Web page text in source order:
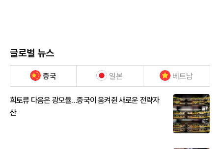
글로벌 뉴스
중국 일본 베트남
희토류 다음은 광모듈…중국이 움켜쥔 새로운 전략자
산